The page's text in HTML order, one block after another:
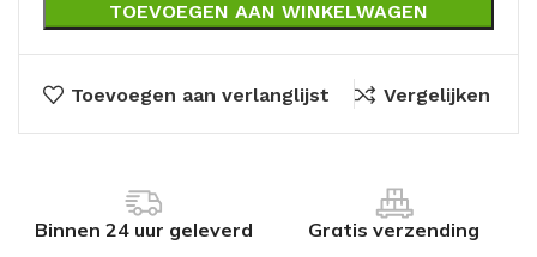
TOEVOEGEN AAN WINKELWAGEN
Toevoegen aan verlanglijst Vergelijken
Binnen 24 uur geleverd Gratis verzending